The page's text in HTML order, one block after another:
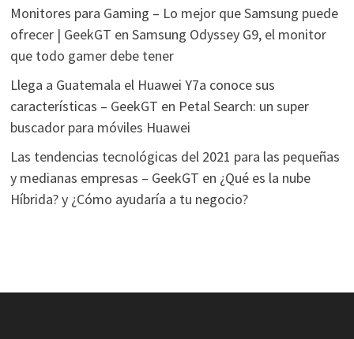
Monitores para Gaming – Lo mejor que Samsung puede
ofrecer | GeekGT en Samsung Odyssey G9, el monitor
que todo gamer debe tener
Llega a Guatemala el Huawei Y7a conoce sus
características – GeekGT en Petal Search: un super
buscador para móviles Huawei
Las tendencias tecnológicas del 2021 para las pequeñas
y medianas empresas – GeekGT en ¿Qué es la nube
Híbrida? y ¿Cómo ayudaría a tu negocio?